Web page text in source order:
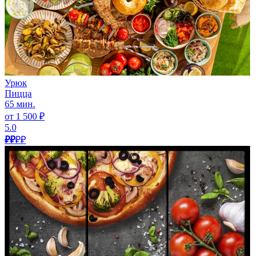
Урюк
Пицца
65 мин.
от 1 500 ₽
5.0
₽₽₽₽